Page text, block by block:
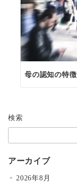
母の認知の特徴
検索
アーカイブ
2026年8月